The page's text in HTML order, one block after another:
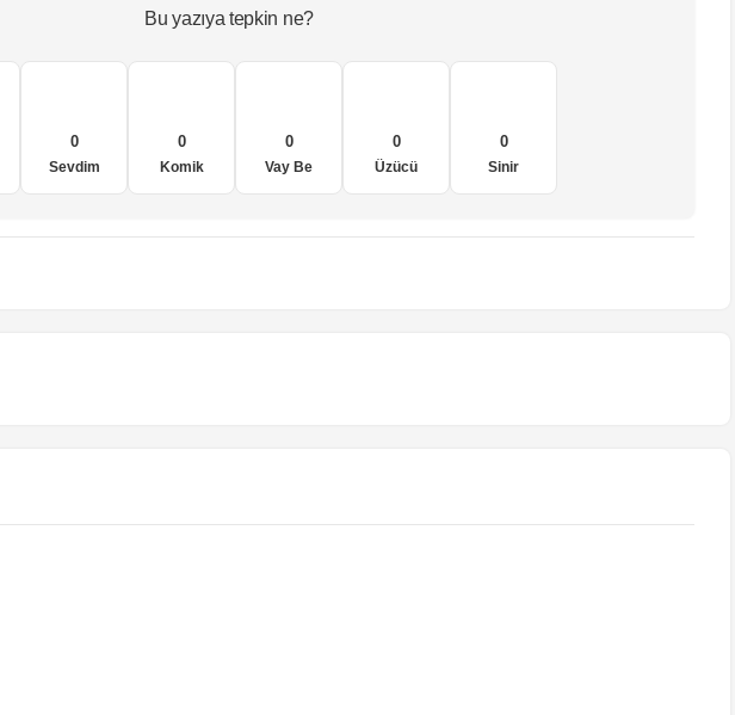
Bu yazıya tepkin ne?
0
Sevdim
0
Komik
0
Vay Be
0
Üzücü
0
Sinir